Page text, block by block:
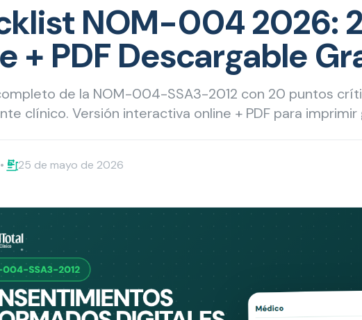
NOM-004 2026:
+ PDF Descargable
de la NOM-004-SSA3-2012 con 20 puntos
clínico. Versión interactiva online + PDF para imprimir
• 25 de mayo de 2026